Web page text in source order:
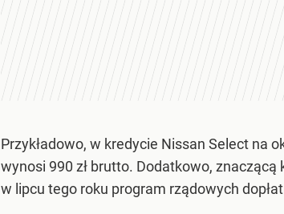
Przykładowo, w kredycie Nissan Select na
wynosi 990 zł brutto. Dodatkowo,
w lipcu tego roku program rządowych